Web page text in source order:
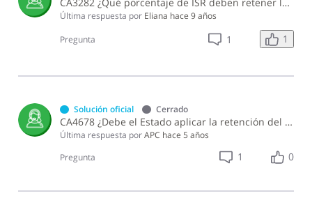
Última respuesta por Eliana hace 9 años
Pregunta 1 1
Solución oficial Cerrado
CA4678 ¿Debe el Estado aplicar la retención del 5% del Impuesto Sobre la Renta en los pagos efectuados a otras entidades estatales?
Última respuesta porAPC hace 5 años
Pregunta
1 0